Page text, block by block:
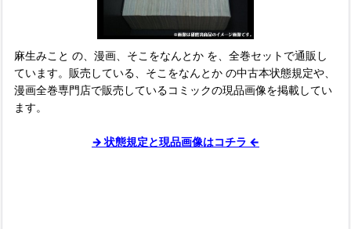
麻生みこと の、漫画、そこをなんとか を、全巻セットで通販し
ています。販売している、そこをなんとか の中古本状態規定や、
漫画全巻専門店で販売しているコミックの現品画像を掲載してい
ます。
→ 状態規定と現品画像はコチラ ←